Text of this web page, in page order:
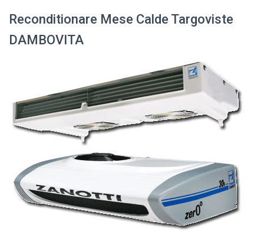
Reconditionare Mese Calde Targoviste
DAMBOVITA